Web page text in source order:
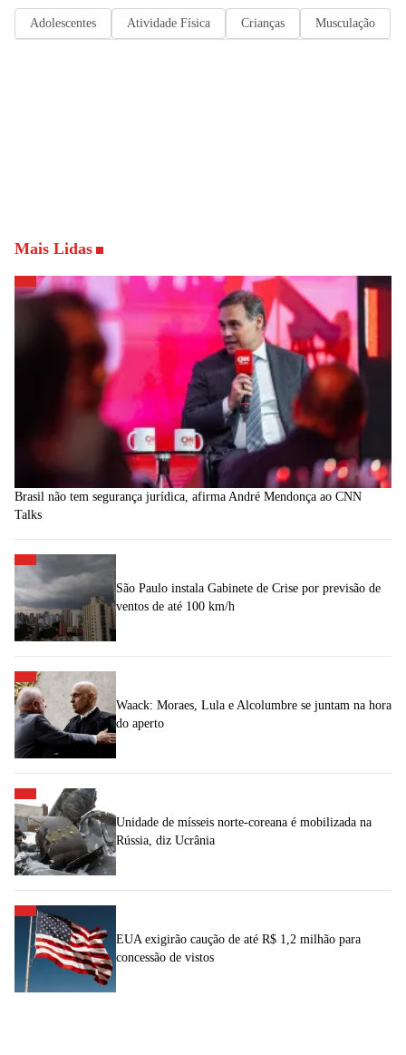
Adolescentes Atividade Física Crianças Musculação
Mais Lidas
Brasil não tem segurança jurídica, afirma André Mendonça ao CNN
Talks
São Paulo instala Gabinete de Crise por previsão de
ventos de até 100 km/h
Waack: Moraes, Lula e Alcolumbre se juntam na hora
do aperto
Unidade de mísseis norte-coreana é mobilizada na
Rússia, diz Ucrânia
EUA exigirão caução de até R$ 1,2 milhão para
concessão de vistos